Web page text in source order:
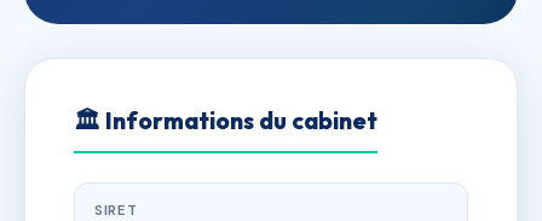
🏛 Informations du cabinet
SIRET